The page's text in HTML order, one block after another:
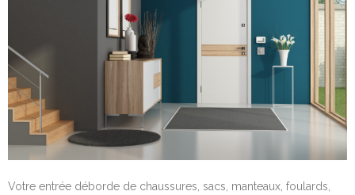
Votre entrée déborde de chaussures, sacs, manteaux, foulards,